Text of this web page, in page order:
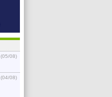
(05/08)
(04/08)